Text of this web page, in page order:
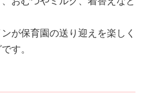
が保育園の送り迎えを楽しく
す。